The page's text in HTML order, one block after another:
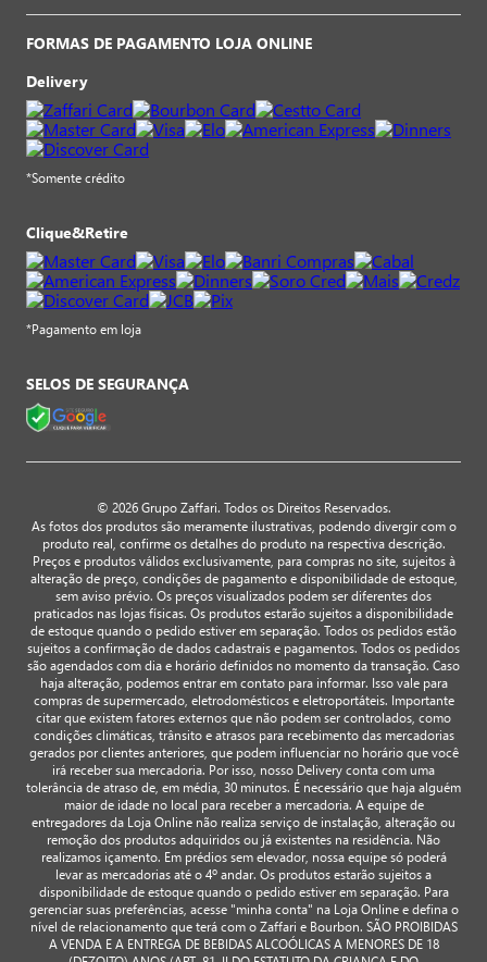
FORMAS DE PAGAMENTO LOJA ONLINE
Delivery
*Somente crédito
Clique&Retire
*Pagamento em loja
SELOS DE SEGURANÇA
© 2026 Grupo Zaffari. Todos os Direitos Reservados.
As fotos dos produtos são meramente ilustrativas, podendo divergir com o
produto real, confirme os detalhes do produto na respectiva descrição.
Preços e produtos válidos exclusivamente, para compras no site, sujeitos à
alteração de preço, condições de pagamento e disponibilidade de estoque,
sem aviso prévio. Os preços visualizados podem ser diferentes dos
praticados nas lojas físicas. Os produtos estarão sujeitos a disponibilidade
de estoque quando o pedido estiver em separação. Todos os pedidos estão
sujeitos a confirmação de dados cadastrais e pagamentos. Todos os pedidos
são agendados com dia e horário definidos no momento da transação. Caso
haja alteração, podemos entrar em contato para informar. Isso vale para
compras de supermercado, eletrodomésticos e eletroportáteis. Importante
citar que existem fatores externos que não podem ser controlados, como
condições climáticas, trânsito e atrasos para recebimento das mercadorias
gerados por clientes anteriores, que podem influenciar no horário que você
irá receber sua mercadoria. Por isso, nosso Delivery conta com uma
tolerância de atraso de, em média, 30 minutos. É necessário que haja alguém
maior de idade no local para receber a mercadoria. A equipe de
entregadores da Loja Online não realiza serviço de instalação, alteração ou
remoção dos produtos adquiridos ou já existentes na residência. Não
realizamos içamento. Em prédios sem elevador, nossa equipe só poderá
levar as mercadorias até o 4º andar. Os produtos estarão sujeitos a
disponibilidade de estoque quando o pedido estiver em separação. Para
gerenciar suas preferências, acesse "minha conta" na Loja Online e defina o
nível de relacionamento que terá com o Zaffari e Bourbon. SÃO PROIBIDAS
A VENDA E A ENTREGA DE BEBIDAS ALCOÓLICAS A MENORES DE 18